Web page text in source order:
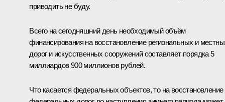
приводить не буду.
Всего на сегодняшний день необходимый объём
финансирования на восстановление региональных и
дорог и искусственных сооружений составляет порядка 5
миллиардов 900 миллионов рублей.
Что касается федеральных объектов, то на восстановление